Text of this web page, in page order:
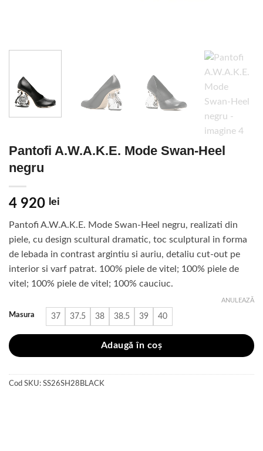
Pantofi A.W.A.K.E. Mode Swan-Heel
negru
4 920 lei
Pantofi A.W.A.K.E. Mode Swan-Heel negru, realizati din
piele, cu design scultural dramatic, toc sculptural in forma
de lebada in contrast argintiu si auriu, detaliu cut-out pe
interior si varf patrat. 100% piele de vitel; 100% piele de
vitel; 100% piele de vitel; 100% cauciuc.
Masura 37 37.5 38 38.5 39 40
ANULEAZĂ
Adaugă în coș
Cod SKU: SS26SH28BLACK